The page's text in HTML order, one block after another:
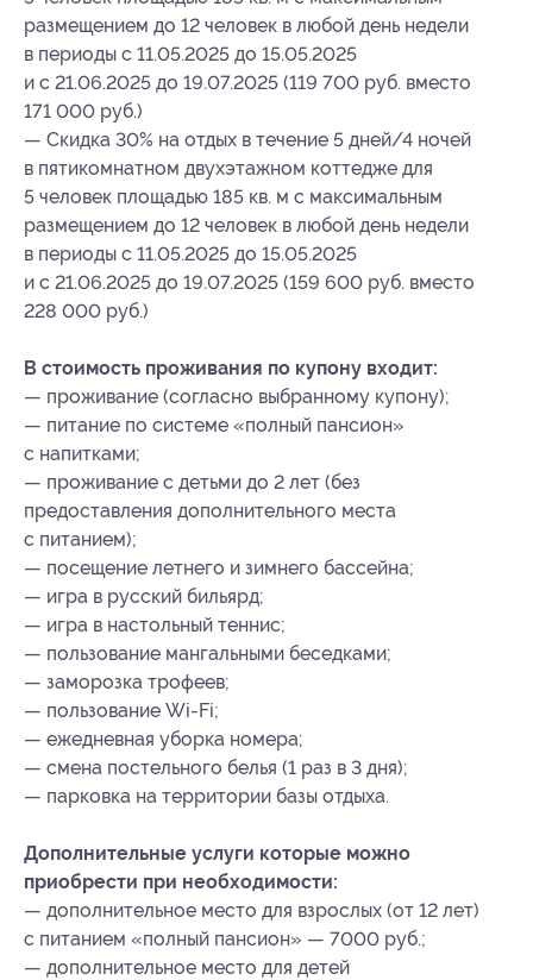
размещением до 12 человек в любой день недели
в периоды с 11.05.2025 до 15.05.2025
и с 21.06.2025 до 19.07.2025 (119 700 руб. вместо
171 000 руб.)
— Скидка 30% на отдых в течение 5 дней/4 ночей
в пятикомнатном двухэтажном коттедже для
5 человек площадью 185 кв. м с максимальным
размещением до 12 человек в любой день недели
в периоды с 11.05.2025 до 15.05.2025
и с 21.06.2025 до 19.07.2025 (159 600 руб. вместо
228 000 руб.)
В стоимость проживания по купону входит:
— проживание (согласно выбранному купону);
— питание по системе «полный пансион»
с напитками;
— проживание с детьми до 2 лет (без
предоставления дополнительного места
с питанием);
— посещение летнего и зимнего бассейна;
— игра в русский бильярд;
— игра в настольный теннис;
— пользование мангальными беседками;
— заморозка трофеев;
— пользование Wi-Fi;
— ежедневная уборка номера;
— смена постельного белья (1 раз в 3 дня);
— парковка на территории базы отдыха.
Дополнительные услуги которые можно
приобрести при необходимости:
— дополнительное место для взрослых (от 12 лет)
с питанием «полный пансион» — 7000 руб.;
— дополнительное место для детей